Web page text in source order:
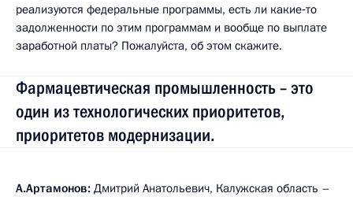
реализуются федеральные программы, есть ли какие‑то
задолженности по этим программам и вообще по выплате
заработной платы? Пожалуйста, об этом скажите.
Фармацевтическая промышленность – это
один из технологических приоритетов,
приоритетов модернизации.
А.Артамонов: Дмитрий Анатольевич, Калужская область –